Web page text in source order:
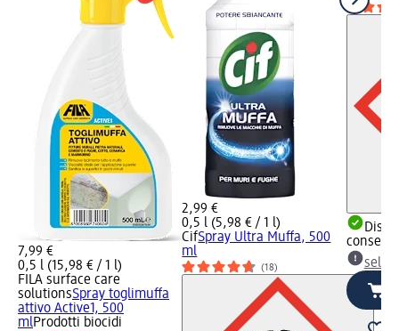
7,99 €
0,5 l (15,98 € / 1 l)
FILA surface care
solutionsSpray toglimuffa
attivo Active1, 500
mlProdotti biocidi
2,99 €
0,5 l (5,98 € / 1 l)
CifSpray Ultra Muffa, 500
ml
(18)